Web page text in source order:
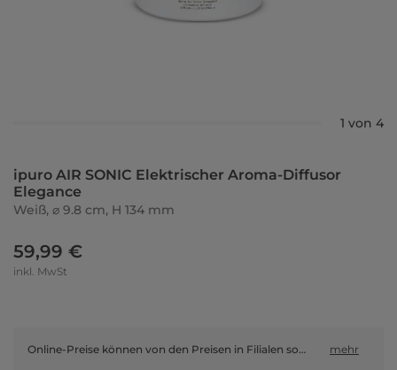
1 von 4
ipuro AIR SONIC Elektrischer Aroma-Diffusor
Elegance
Weiß, ⌀ 9.8 cm, H 134 mm
59,99 €
inkl. MwSt
Online-Preise können von den Preisen in Filialen sowie Shop-in-Shop-Flächen abweichen. mehr